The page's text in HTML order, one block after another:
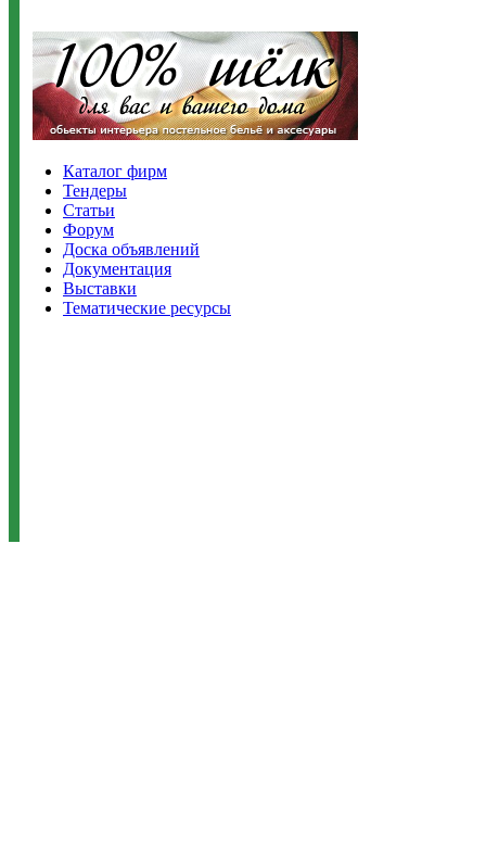
Каталог фирм
Тендеры
Статьи
Форум
Доска объявлений
Документация
Выставки
Тематические ресурсы